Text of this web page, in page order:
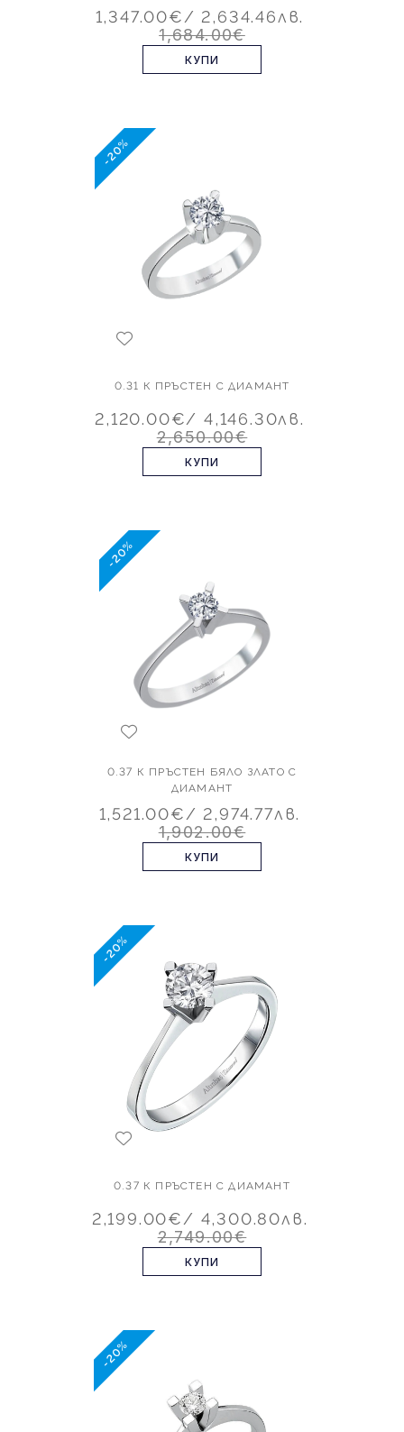
1,347.00€/ 2,634.46лв.
1,684.00€
КУПИ
-20%
0.31 К ПРЪСТЕН С ДИАМАНТ
2,120.00€/ 4,146.30лв.
2,650.00€
КУПИ
-20%
0.37 К ПРЪСТЕН БЯЛО ЗЛАТО С
ДИАМАНТ
1,521.00€/ 2,974.77лв.
1,902.00€
КУПИ
-20%
0.37 К ПРЪСТЕН С ДИАМАНТ
2,199.00€/ 4,300.80лв.
2,749.00€
КУПИ
-20%